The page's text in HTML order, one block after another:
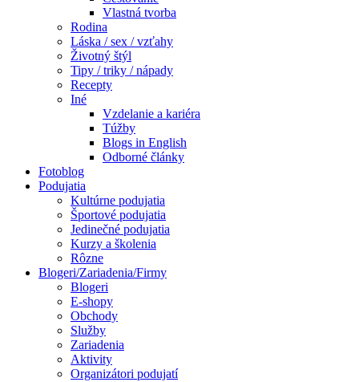
Vlastná tvorba
Rodina
Láska / sex / vzťahy
Životný štýl
Tipy / triky / nápady
Recepty
Iné
Vzdelanie a kariéra
Túžby
Blogs in English
Odborné články
Fotoblog
Podujatia
Kultúrne podujatia
Športové podujatia
Jedinečné podujatia
Kurzy a školenia
Rôzne
Blogeri/Zariadenia/Firmy
Blogeri
E-shopy
Obchody
Služby
Zariadenia
Aktivity
Organizátori podujatí